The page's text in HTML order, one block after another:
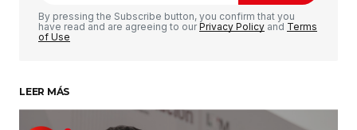
Comentario *
Su nombre*
By pressing the Subscribe button, you confirm that you
have read and are agreeing to ourPrivacy Policy and Terms
of Use
LEER MÁS